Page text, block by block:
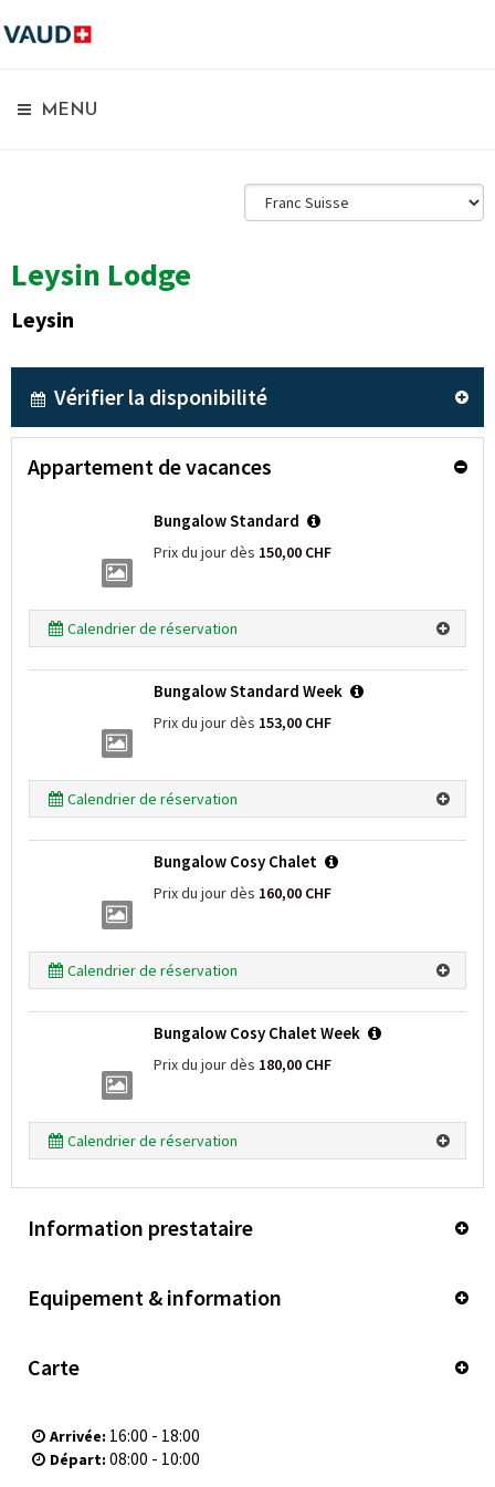
MENU
Leysin Lodge
Leysin
Vérifier la disponibilité
Appartement de vacances
Bungalow Standard
Prix du jour dès 150,00 CHF
Calendrier de réservation
Bungalow Standard Week
Prix du jour dès 153,00 CHF
Calendrier de réservation
Bungalow Cosy Chalet
Prix du jour dès 160,00 CHF
Calendrier de réservation
Bungalow Cosy Chalet Week
Prix du jour dès 180,00 CHF
Calendrier de réservation
Information prestataire
Equipement & information
Carte
Arrivée: 16:00 - 18:00
Départ: 08:00 - 10:00